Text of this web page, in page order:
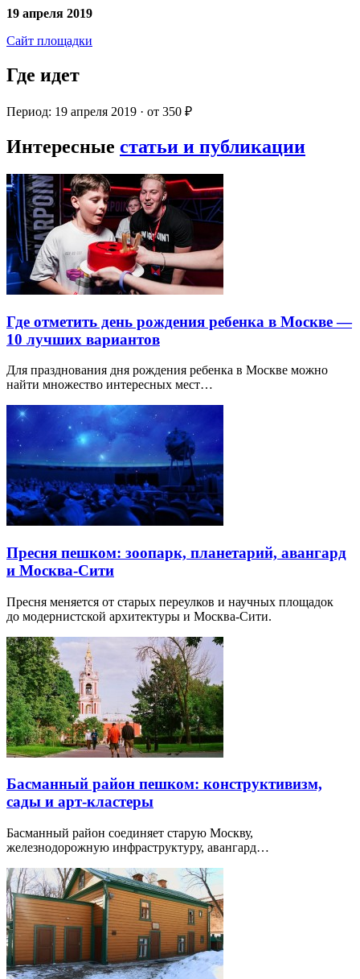
19 апреля 2019
Сайт площадки
Где идет
Период: 19 апреля 2019 · от 350 ₽
Интересные статьи и публикации
Где отметить день рождения ребенка в Москве —
10 лучших вариантов
Для празднования дня рождения ребенка в Москве можно
найти множество интересных мест…
Пресня пешком: зоопарк, планетарий, авангард
и Москва-Сити
Пресня меняется от старых переулков и научных площадок
до модернистской архитектуры и Москва-Сити.
Басманный район пешком: конструктивизм,
сады и арт-кластеры
Басманный район соединяет старую Москву,
железнодорожную инфраструктуру, авангард…